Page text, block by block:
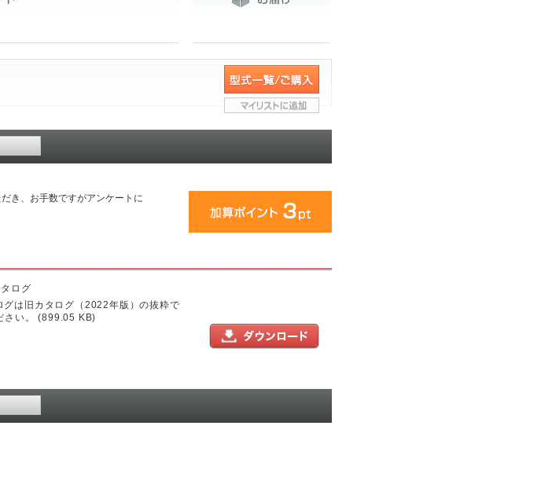
き、お手数ですがアンケートに
ログ
は旧カタログ（2022年版）の抜粋で
さい。 (899.05 KB)